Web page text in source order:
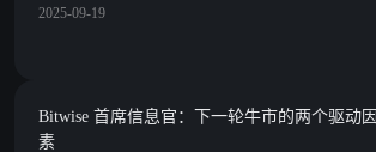
2025-09-19
Bitwise 首席信息官：下一轮牛市的两个驱动因
素